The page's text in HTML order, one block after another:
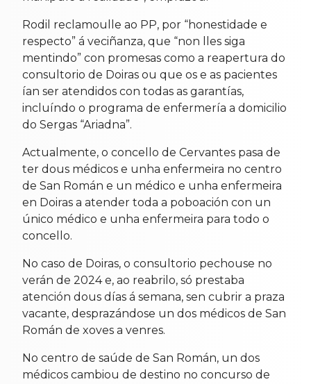
Rodil reclamoulle ao PP, por “honestidade e
respecto” á veciñanza, que “non lles siga
mentindo” con promesas como a reapertura do
consultorio de Doiras ou que os e as pacientes
ían ser atendidos con todas as garantías,
incluíndo o programa de enfermería a domicilio
do Sergas “Ariadna”.
Actualmente, o concello de Cervantes pasa de
ter dous médicos e unha enfermeira no centro
de San Román e un médico e unha enfermeira
en Doiras a atender toda a poboación con un
único médico e unha enfermeira para todo o
concello.
No caso de Doiras, o consultorio pechouse no
verán de 2024 e, ao reabrilo, só prestaba
atención dous días á semana, sen cubrir a praza
vacante, desprazándose un dos médicos de San
Román de xoves a venres.
No centro de saúde de San Román, un dos
médicos cambiou de destino no concurso de